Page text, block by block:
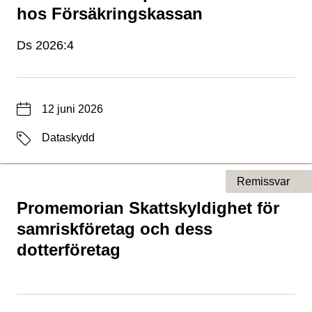
hos Försäkringskassan
Ds 2026:4
Datum12 juni 2026
EtiketterDataskydd
Promemorian Skattskyldighet för
samriskföretag och dess
dotterföretag
Typ av sida
Remissvar